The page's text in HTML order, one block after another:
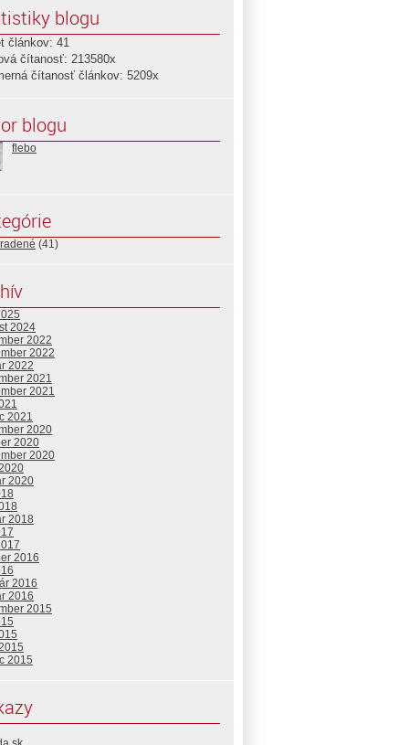
blogu
článkov: 41
čítanosť: 213580x
čítanosť článkov: 5209x
blogu
flebo
(41)
2024
2022
2022
2022
2021
2021
2021
2020
2020
2020
2020
2018
2016
2016
2016
2015
2015